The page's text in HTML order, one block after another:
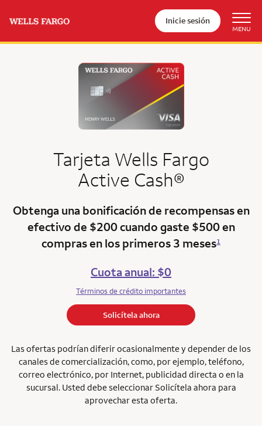
Inicie sesión
Tarjeta Wells Fargo
Active Cash®
Obtenga una bonificación de recompensas en
efectivo de $200 cuando gaste $500 en
compras en los primeros 3 meses1
Cuota anual: $0
Términos de crédito importantes
Solicítela ahora
Las ofertas podrían diferir ocasionalmente y depender de los
canales de comercialización, como, por ejemplo, teléfono,
correo electrónico, por Internet, publicidad directa o en la
sucursal. Usted debe seleccionar Solicítela ahora para
aprovechar esta oferta.